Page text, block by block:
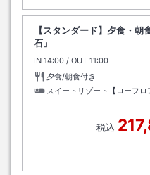
【スタンダード】夕食・
石」
IN チェックイン
14:00 / OUT チェックアウト
11:00
夕食/朝食付き
スイートリゾート【ローフロ
税込